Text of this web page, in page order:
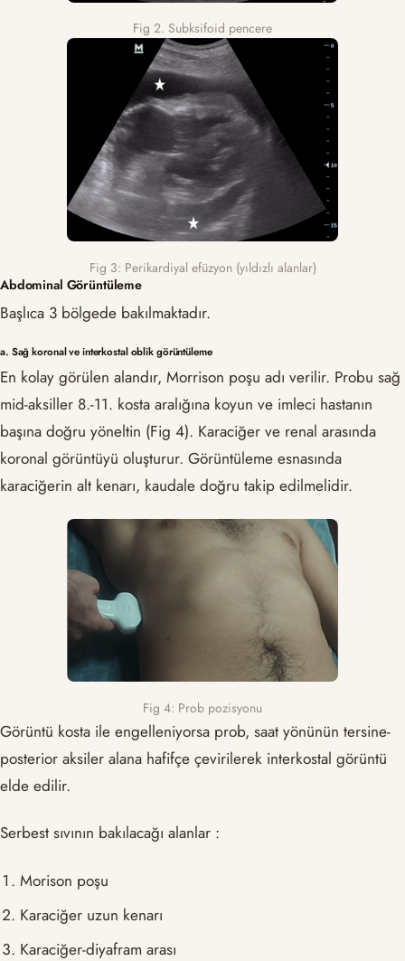
Fig 2. Subksifoid pencere
Fig 3: Perikardiyal efüzyon (yıldızlı alanlar)
Abdominal Görüntüleme
Başlıca 3 bölgede bakılmaktadır.
a. Sağ koronal ve interkostal oblik görüntüleme
En kolay görülen alandır, Morrison poşu adı verilir. Probu sağ
mid-aksiller 8.-11. kosta aralığına koyun ve imleci hastanın
başına doğru yöneltin (Fig 4). Karaciğer ve renal arasında
koronal görüntüyü oluşturur. Görüntüleme esnasında
karaciğerin alt kenarı, kaudale doğru takip edilmelidir.
Fig 4: Prob pozisyonu
Görüntü kosta ile engelleniyorsa prob, saat yönünün tersine-
posterior aksiler alana hafifçe çevirilerek interkostal görüntü
elde edilir.
Serbest sıvının bakılacağı alanlar :
Morison poşu
Karaciğer uzun kenarı
Karaciğer-diyafram arası